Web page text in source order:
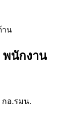
าน
พนักงาน
อ.รมน.